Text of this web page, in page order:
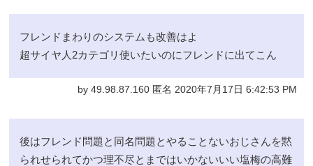
フレンドまわりのシステムも改善はよ
超サイヤ人2カテゴリ使いたいのにフレンドに出てこん
by 49.98.87.160 匿名 2020年7月17日 6:42:53 PM
後はフレンド問題と同名問題とやることないおじさんを黙
られせられてかつ理不尽とまではいかないいい塩梅の高難